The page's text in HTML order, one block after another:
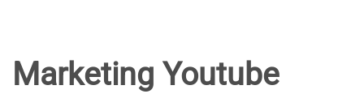
Marketing Youtube